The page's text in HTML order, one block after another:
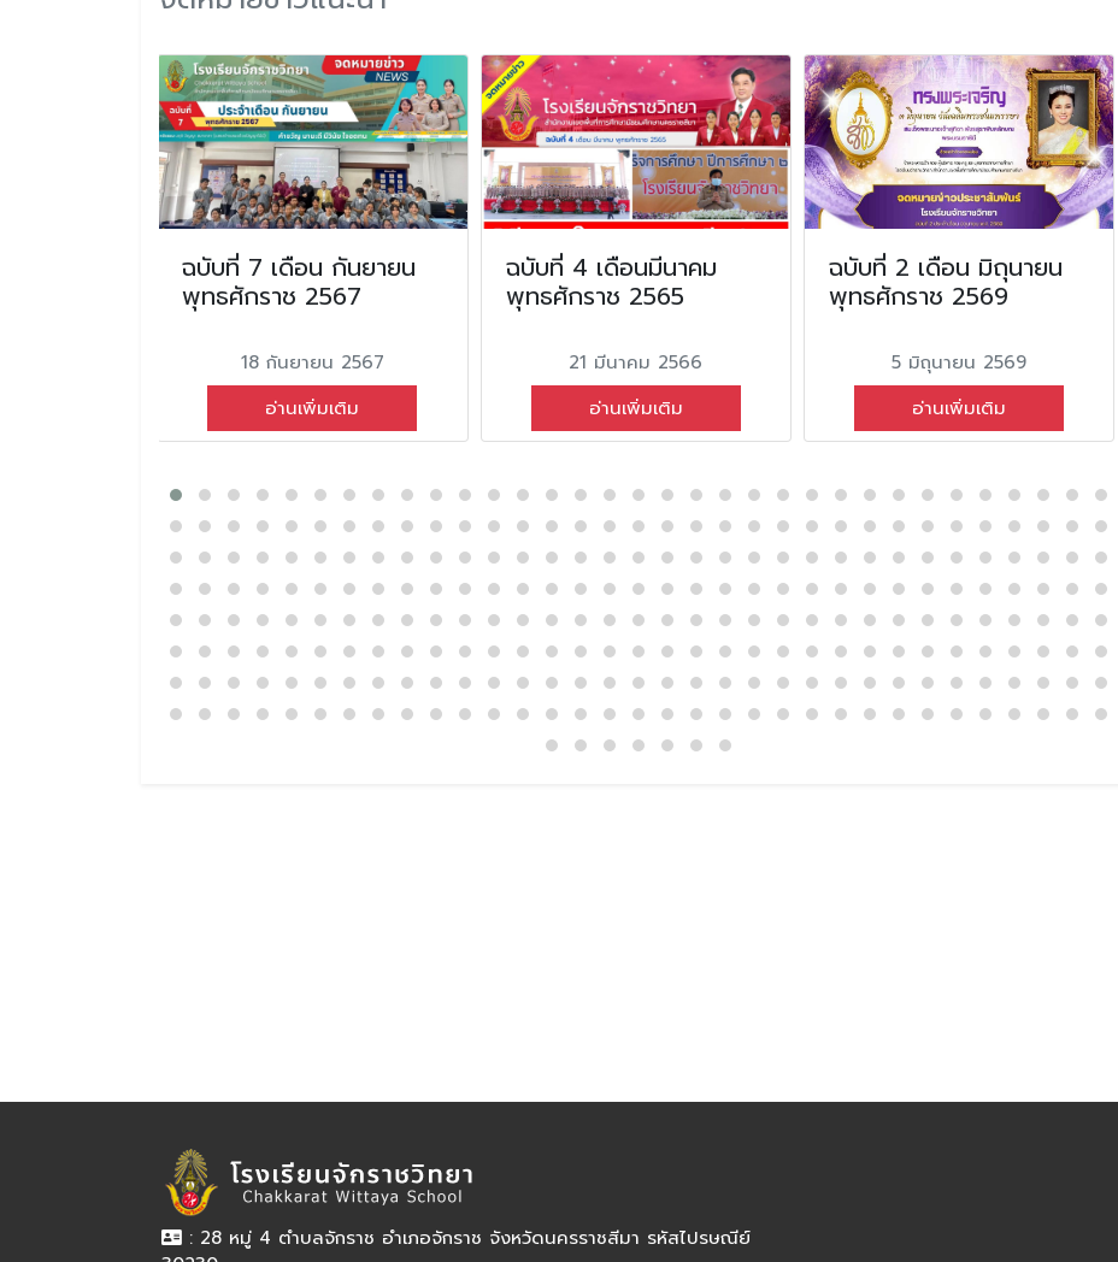
ฉบับที่ 7 เดือน กันยายน
พุทธศักราช 2567
18 กันยายน 2567
อ่านเพิ่มเติม
ฉบับที่ 4 เดือนมีนาคม
พุทธศักราช 2565
21 มีนาคม 2566
อ่านเพิ่มเติม
ฉบับที่ 2 เดือน มิถุนายน
พุทธศักราช 2569
5 มิถุนายน 2569
อ่านเพิ่มเติม
: 28 หมู่ 4 ตำบลจักราช อำเภอจักราช จังหวัดนครราชสีมา รหัสไปรษณีย์